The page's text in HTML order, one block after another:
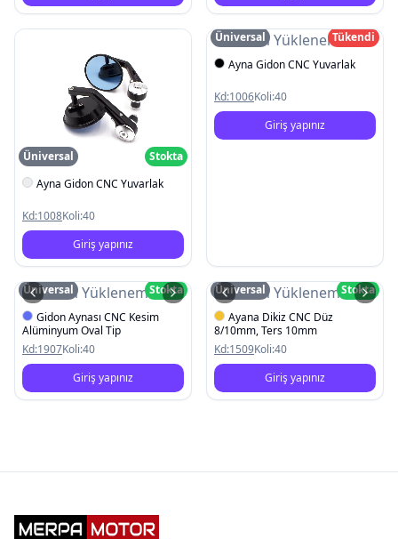
Üniversal
Stokta
Ayna Gidon CNC Yuvarlak
Kd:1008Koli:40
Giriş yapınız
Resim Yüklenemedi
Üniversal
Tükendi
Ayna Gidon CNC Yuvarlak
Kd:1006Koli:40
Giriş yapınız
Resim Yüklenemedi
Üniversal
Stokta
Gidon Aynası CNC Kesim
Alüminyum Oval Tip
Kd:1907Koli:40
Giriş yapınız
Resim Yüklenemedi
Üniversal
Stokta
Ayana Dikiz CNC Düz
8/10mm, Ters 10mm
Kd:1509Koli:40
Giriş yapınız